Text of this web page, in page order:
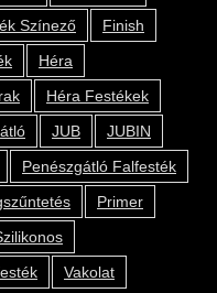
Színező
Finish
Héra
Héra Festékek
JUB
JUBIN
Penészgátló Falfesték
Primer
Vakolat